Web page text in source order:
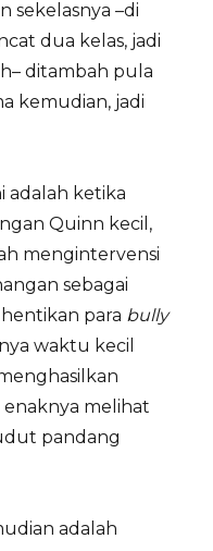
sekelasnya –di
dua kelas, jadi
ditambah pula
kemudian, jadi
adalah ketika
Quinn kecil,
mengintervensi
sebagai
para bully
waktu kecil
enaknya melihat
pandang
adalah